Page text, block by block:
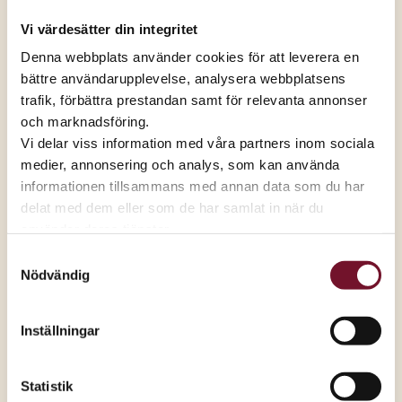
Vi värdesätter din integritet
Denna webbplats använder cookies för att leverera en
bättre användarupplevelse, analysera webbplatsens
trafik, förbättra prestandan samt för relevanta annonser
och marknadsföring.
Vi delar viss information med våra partners inom sociala
medier, annonsering och analys, som kan använda
informationen tillsammans med annan data som du har
delat med dem eller som de har samlat in när du
Nödvändig
Inställningar
Statistik
Hur godkänner eller ändrar jag
samtycken för marknadsföring?
Hur ändrar jag mina samtycken – steg
för steg?
Kan jag välja bort all marknadsföring?
Presentkort